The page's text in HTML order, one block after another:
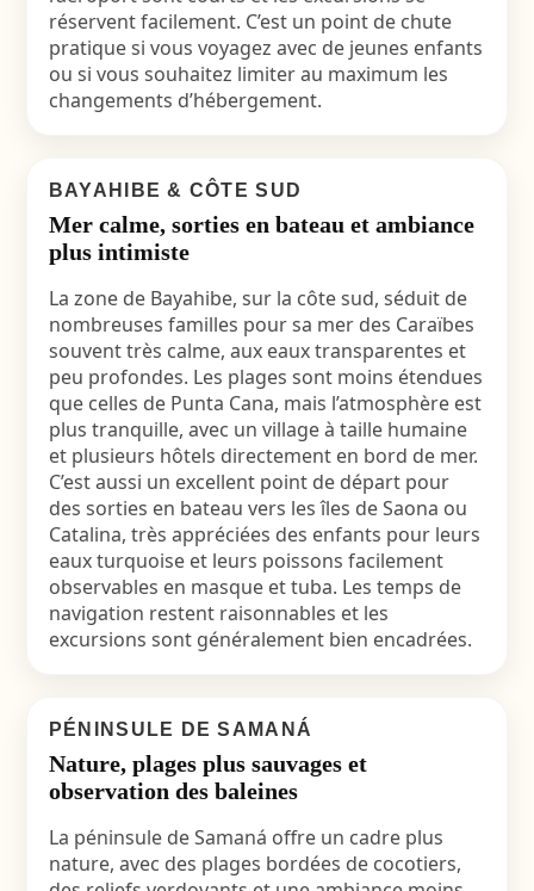
réservent facilement. C’est un point de chute
pratique si vous voyagez avec de jeunes enfants
ou si vous souhaitez limiter au maximum les
changements d’hébergement.
BAYAHIBE & CÔTE SUD
Mer calme, sorties en bateau et ambiance
plus intimiste
La zone de Bayahibe, sur la côte sud, séduit de
nombreuses familles pour sa mer des Caraïbes
souvent très calme, aux eaux transparentes et
peu profondes. Les plages sont moins étendues
que celles de Punta Cana, mais l’atmosphère est
plus tranquille, avec un village à taille humaine
et plusieurs hôtels directement en bord de mer.
C’est aussi un excellent point de départ pour
des sorties en bateau vers les îles de Saona ou
Catalina, très appréciées des enfants pour leurs
eaux turquoise et leurs poissons facilement
observables en masque et tuba. Les temps de
navigation restent raisonnables et les
excursions sont généralement bien encadrées.
PÉNINSULE DE SAMANÁ
Nature, plages plus sauvages et
observation des baleines
La péninsule de Samaná offre un cadre plus
nature, avec des plages bordées de cocotiers,